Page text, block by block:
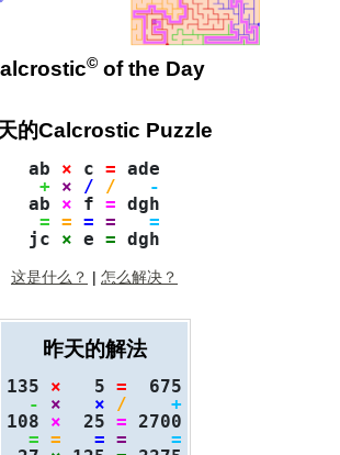
©of the Day
的Calcrostic Puzzle
ab × c = ade
+
× / /
-
ab × f = dgh
= = = =
=
jc × e =
这是什么？ | 怎么解决？
昨天的解法
135 × 5 = 675
-
× × /
+
108 × 25 = 2700
= = = =
=